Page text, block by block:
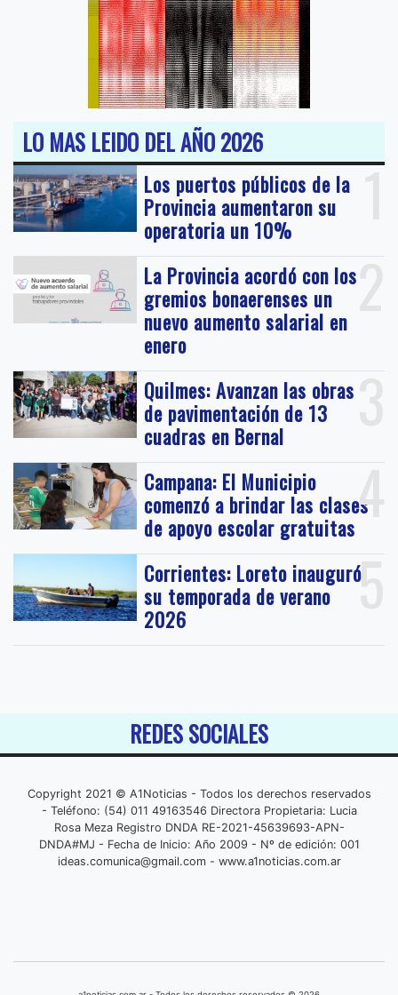
LO MAS LEIDO DEL AÑO 2026
1
Los puertos públicos de la
Provincia aumentaron su
operatoria un 10%
2
La Provincia acordó con los
gremios bonaerenses un
nuevo aumento salarial en
enero
3
Quilmes: Avanzan las obras
de pavimentación de 13
cuadras en Bernal
4
Campana: El Municipio
comenzó a brindar las clases
de apoyo escolar gratuitas
5
Corrientes: Loreto inauguró
su temporada de verano
2026
REDES SOCIALES
Copyright 2021 © A1Noticias - Todos los derechos reservados
- Teléfono: (54) 011 49163546 Directora Propietaria: Lucia
Rosa Meza Registro DNDA RE-2021-45639693-APN-
DNDA#MJ - Fecha de Inicio: Año 2009 - Nº de edición: 001
ideas.comunica@gmail.com- www.a1noticias.com.ar